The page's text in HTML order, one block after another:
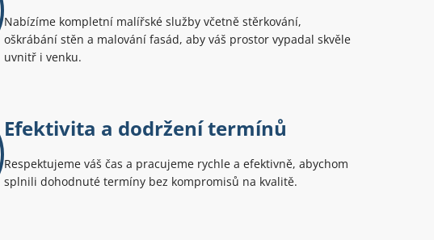
Nabízíme kompletní malířské služby včetně stěrkování,
oškrábání stěn a malování fasád, aby váš prostor vypadal skvěle
uvnitř i venku.
Efektivita a dodržení termínů
Respektujeme váš čas a pracujeme rychle a efektivně, abychom
splnili dohodnuté termíny bez kompromisů na kvalitě.